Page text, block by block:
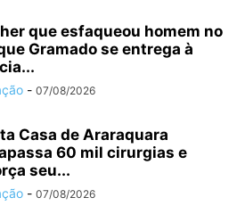
que esfaqueou homem no
Gramado se entrega à
- 07/08/2026
Casa de Araraquara
60 mil cirurgias e
seu...
- 07/08/2026